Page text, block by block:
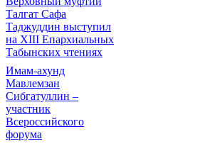
Талгат Сафа
Таджуддин выступил
на ХIII Епархиальных
Табынских чтениях
Имам-ахунд
Мавлемзан
Сибгатуллин –
участник
Всероссийского
форума